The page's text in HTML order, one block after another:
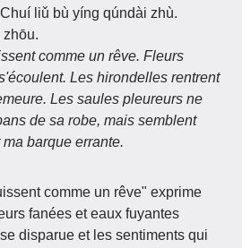
liǔ bù yíng qúndài zhù.
zhōu.
comme un rêve. Fleurs
Les hirondelles rentrent
Les saules pleureurs ne
de sa robe, mais semblent
barque errante.
comme un rêve" exprime
fanées et eaux fuyantes
disparue et les sentiments qui